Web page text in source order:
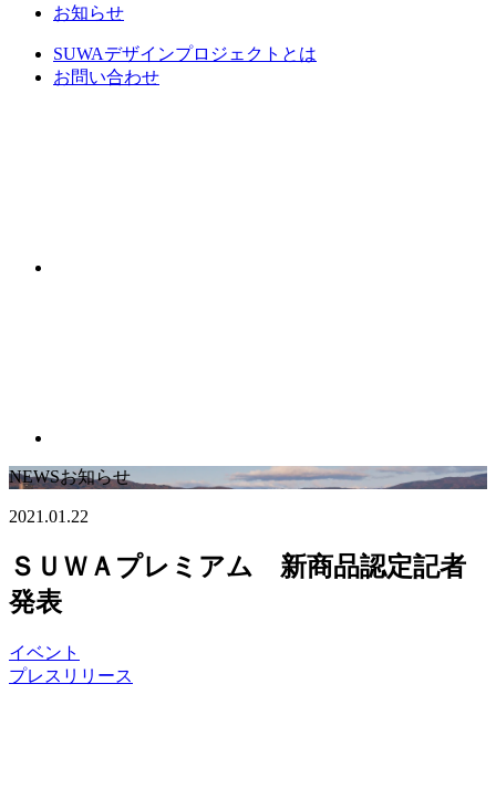
お知らせ
SUWAデザインプロジェクトとは
お問い合わせ
NEWSお知らせ
2021.01.22
ＳＵＷＡプレミアム 新商品認定記者
発表
イベント
プレスリリース